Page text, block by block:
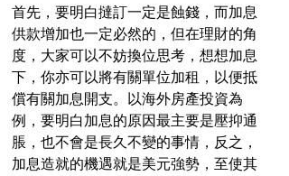
首先，要明白撻訂一定是蝕錢，而加息
供款增加也一定必然的，但在理財的角
度，大家可以不妨換位思考，想想加息
下，你亦可以將有關單位加租，以便抵
償有關加息開支。以海外房產投資為
例，要明白加息的原因最主要是壓抑通
脹，也不會是長久不變的事情，反之，
加息造就的機遇就是美元強勢，至使其